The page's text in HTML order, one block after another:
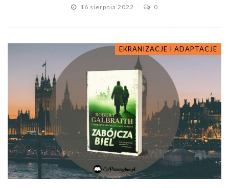
16 sierpnia 2022
0
EKRANIZACJE I ADAPTACJE